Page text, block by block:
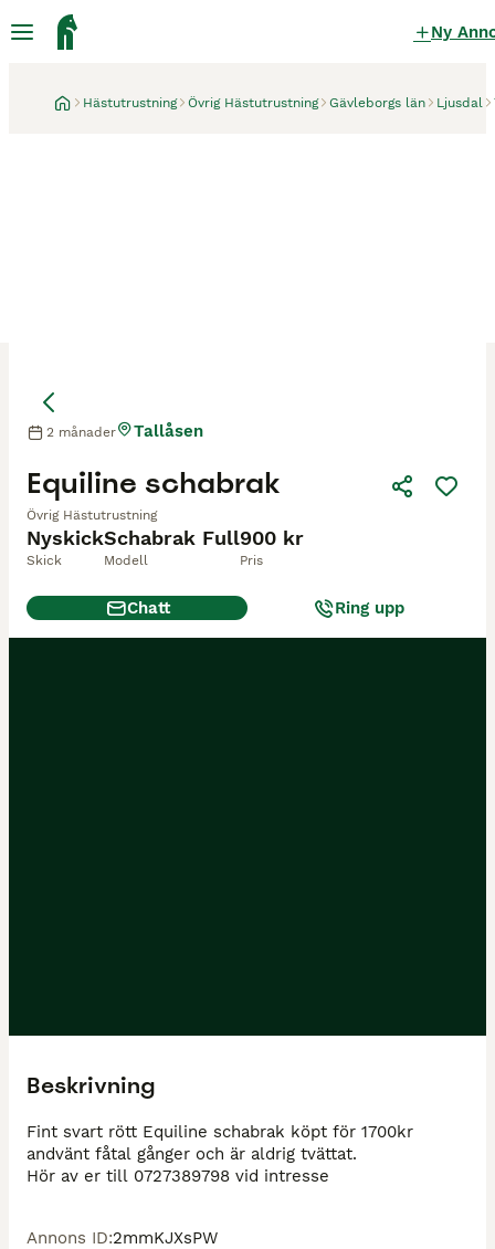
Ny
Hästutrustning Övrig Hästutrustning Gävleborgs län Ljusdal
Nyskick
Skick
Schabrak Full
Modell
900 kr
Pris
Equiline schabrak
Övrig Hästutrustning
2 månader Tallåsen
Chatt Ring upp
Beskrivning
Fint svart rött Equiline schabrak köpt för 1700kr
andvänt fåtal gånger och är aldrig tvättat.
Hör av er till 0727389798 vid intresse
Annons ID:2mmKJXsPW